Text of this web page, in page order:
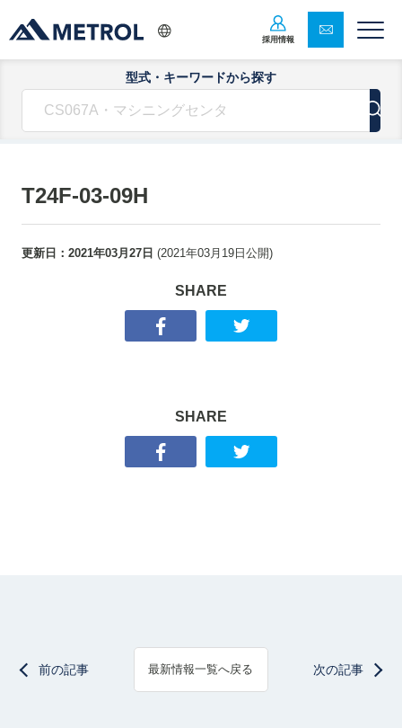
採用情報
型式・キーワードから探す
T24F-03-09H
更新日： 2021年03月27日 (2021年03月19日 公開)
SHARE
SHARE
前の記事 最新情報一覧へ戻る 次の記事